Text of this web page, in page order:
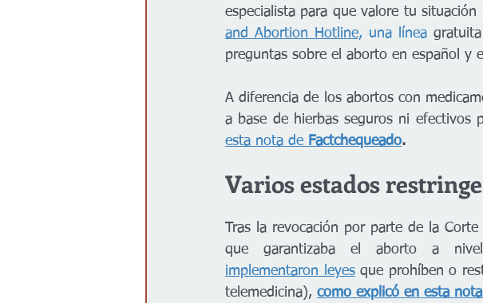
especialista para que valore tu
and Abortion Hotline, una línea
preguntas sobre el aborto en español y
A diferencia de los abortos con
a base de hierbas seguros ni efectivos
esta nota de Factchequeado.
Varios estados
Tras la revocación por parte de la Corte
que garantizaba el aborto a
implementaron leyes que prohíben o
telemedicina), como explicó en esta